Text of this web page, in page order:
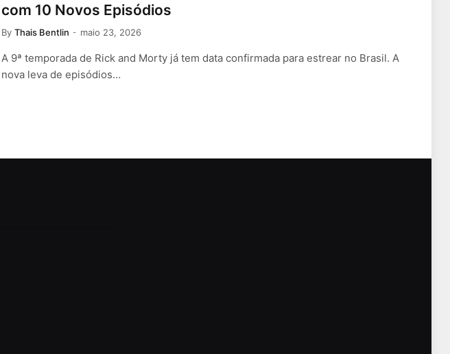
com 10 Novos Episódios
By Thais Bentlin maio 23, 2026
A 9ª temporada de Rick and Morty já tem data confirmada para estrear no Brasil. A
nova leva de episódios…